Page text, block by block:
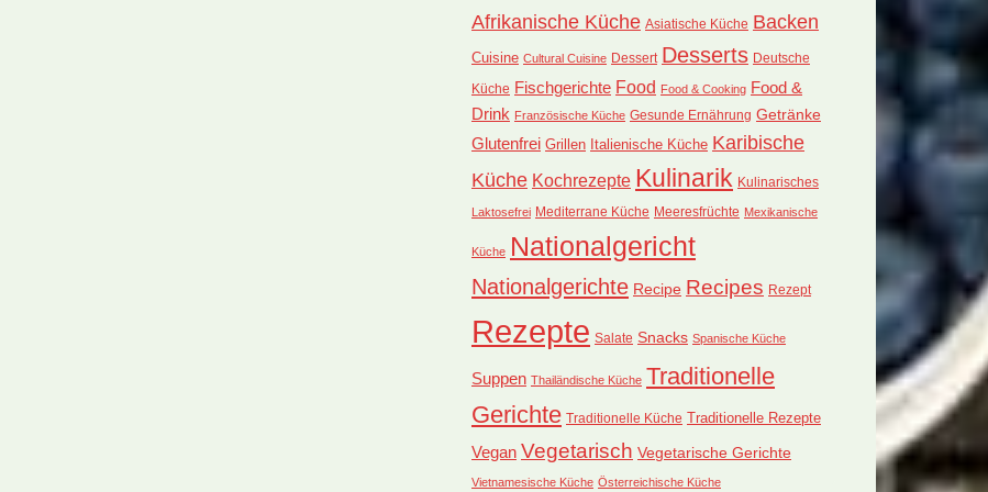
Afrikanische Küche Asiatische Küche Backen
Cuisine Cultural Cuisine Dessert Desserts Deutsche
Küche Fischgerichte Food Food & Cooking Food &
Drink Französische Küche Gesunde Ernährung Getränke
Glutenfrei Grillen Italienische Küche Karibische
Küche Kochrezepte Kulinarik Kulinarisches
Laktosefrei Mediterrane Küche Meeresfrüchte Mexikanische
Küche Nationalgericht
Nationalgerichte Recipe Recipes Rezept
Rezepte Salate Snacks Spanische Küche
Suppen Thailändische Küche Traditionelle
Gerichte Traditionelle Küche Traditionelle Rezepte
Vegan Vegetarisch Vegetarische Gerichte
Vietnamesische Küche Österreichische Küche